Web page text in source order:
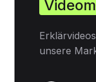
unsere